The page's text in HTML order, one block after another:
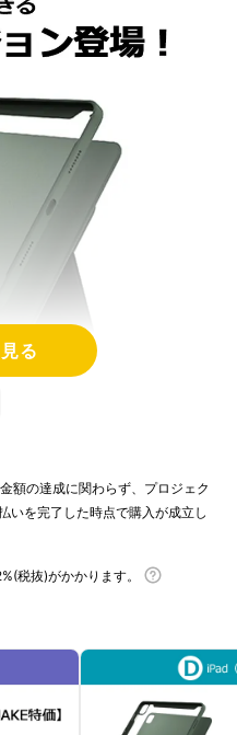
る
額の達成に関わらず、プロジェク
いを完了した時点で購入が成立し
税抜)がかかります。